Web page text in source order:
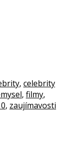
, celebrity
, filmy,
, zaujímavosti